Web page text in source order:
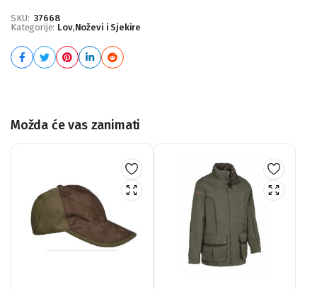
SKU: 37668
Kategorije: Lov,Noževi i Sjekire
Možda će vas zanimati